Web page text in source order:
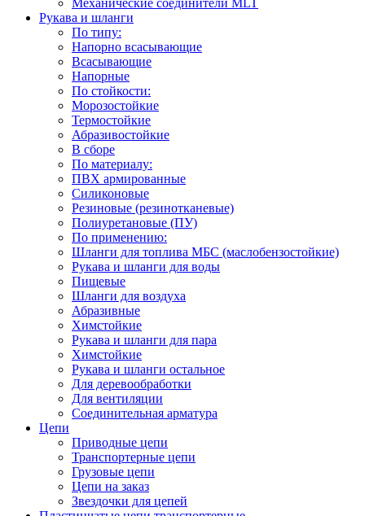
Механические соединители MLT
Рукава и шланги
По типу:
Напорно всасывающие
Всасывающие
Напорные
По стойкости:
Морозостойкие
Термостойкие
Абразивостойкие
В сборе
По материалу:
ПВХ армированные
Силиконовые
Резиновые (резинотканевые)
Полиуретановые (ПУ)
По применению:
Шланги для топлива МБС (маслобензостойкие)
Рукава и шланги для воды
Пищевые
Шланги для воздуха
Абразивные
Химстойкие
Рукава и шланги для пара
Химстойкие
Рукава и шланги остальное
Для деревообработки
Для вентиляции
Соединительная арматура
Цепи
Приводные цепи
Транспортерные цепи
Грузовые цепи
Цепи на заказ
Звездочки для цепей